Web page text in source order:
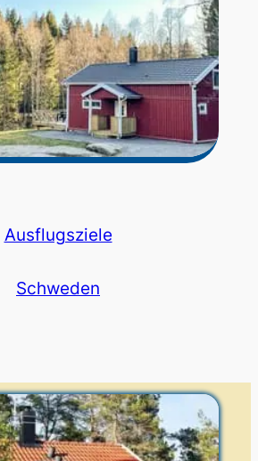
Ausflugsziele
Schweden